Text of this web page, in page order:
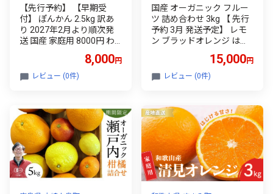
【先行予約】 【早期受
付】 ぽんかん 2.5kg 訳あ
り 2027年2月より順次発
送 国産 家庭用 8000円 わ
ん ポンカン 蜜柑 果物 くだ
もの フルーツ 濃厚 甘い ほ
市 田條園
8,000円
レビュー (0件)
国産 オーガニック フルー
ツ 詰め合わせ 3kg 【 先行
予約 3月 発送予定】 レモ
ン ブラッドオレンジ はる
認証 瀬戸内 広島 大崎上島
離島 有機栽培 柑橘 濃厚 果
15,000円
レビュー (0件)